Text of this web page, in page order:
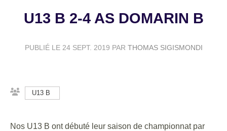
U13 B 2-4 AS DOMARIN B
PUBLIÉ LE 24 SEPT. 2019 PAR THOMAS SIGISMONDI
U13 B
Nos U13 B ont débuté leur saison de championnat par